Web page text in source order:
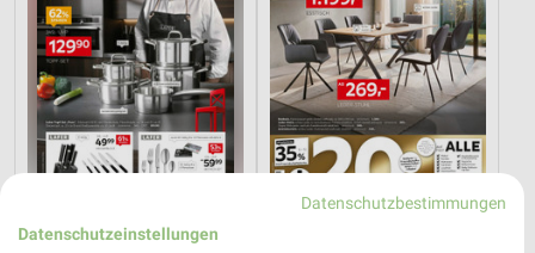
28,8 km
Datenschutzbestimmungen
Datenschutzeinstellungen